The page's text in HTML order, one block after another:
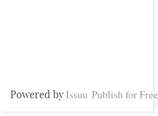
Powered byIssuu Publish for Free